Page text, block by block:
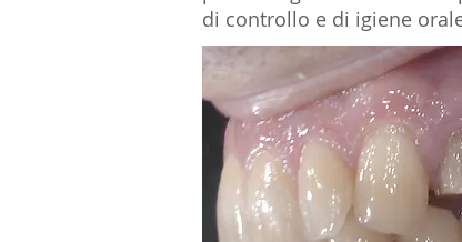
di controllo e di igiene